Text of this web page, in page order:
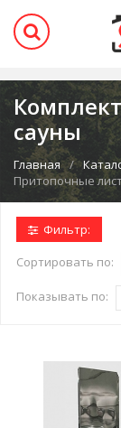
сауны
Главная
Притопочные
Фильтр:
Сортировать по:
Показывать по: